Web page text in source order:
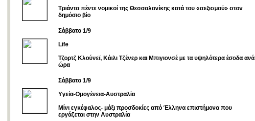
Τριάντα πέντε νομικοί της Θεσσαλονίκης κατά του «σεξισμού» στον
δημόσιο βίο
Σάββατο 1/9
Life
Τζορτζ Κλούνεϊ, Κάιλι Τζένερ και Μπιγιονσέ με τα υψηλότερα έσοδα ανά
ώρα
Σάββατο 1/9
Υγεία-Ομογένεια-Αυστραλία
Μίνι εγκέφαλος- μάξι προσδοκίες από Έλληνα επιστήμονα που
εργάζεται στην Αυστραλία